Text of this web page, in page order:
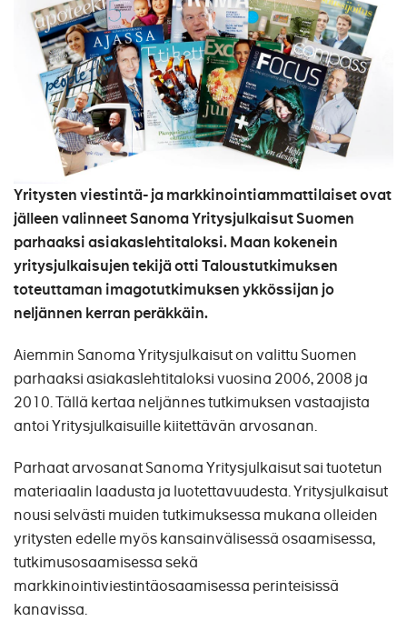
Yritysten viestintä- ja markkinointiammattilaiset ovat
jälleen valinneet Sanoma Yritysjulkaisut Suomen
parhaaksi asiakaslehtitaloksi. Maan kokenein
yritysjulkaisujen tekijä otti Taloustutkimuksen
toteuttaman imagotutkimuksen ykkössijan jo
neljännen kerran peräkkäin.
Aiemmin Sanoma Yritysjulkaisut on valittu Suomen
parhaaksi asiakaslehtitaloksi vuosina 2006, 2008 ja
2010. Tällä kertaa neljännes tutkimuksen vastaajista
antoi Yritysjulkaisuille kiitettävän arvosanan.
Parhaat arvosanat Sanoma Yritysjulkaisut sai tuotetun
materiaalin laadusta ja luotettavuudesta. Yritysjulkaisut
nousi selvästi muiden tutkimuksessa mukana olleiden
yritysten edelle myös kansainvälisessä osaamisessa,
tutkimusosaamisessa sekä
markkinointiviestintäosaamisessa perinteisissä
kanavissa.